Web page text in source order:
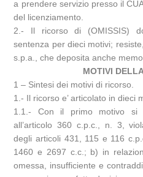
a prendere servizio presso il
del licenziamento.
2.- Il ricorso di (OMISSIS)
sentenza per dieci motivi;
s.p.a., che deposita anche
MOTIVI
1 – Sintesi dei motivi di ricorso.
1.- Il ricorso e’ articolato in dieci
1.1.- Con il primo motivo si
all’articolo 360 c.p.c., n. 3,
degli articoli 431, 115 e 116
1460 e 2697 c.c.; b) in
omessa, insufficiente e